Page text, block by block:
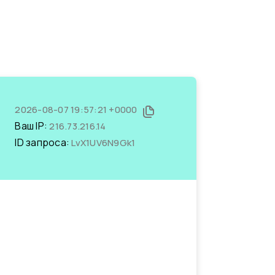
2026-08-07 19:57:21 +0000
Ваш IP:216.73.216.14
ID запроса:LvX1UV6N9Gk1